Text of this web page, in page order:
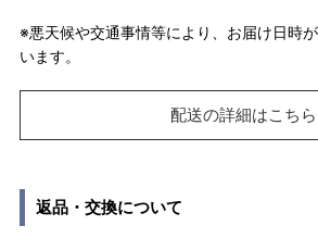
※悪天候や交通事情等により、お届け日時
います。
配送の詳細はこちら
返品・交換について